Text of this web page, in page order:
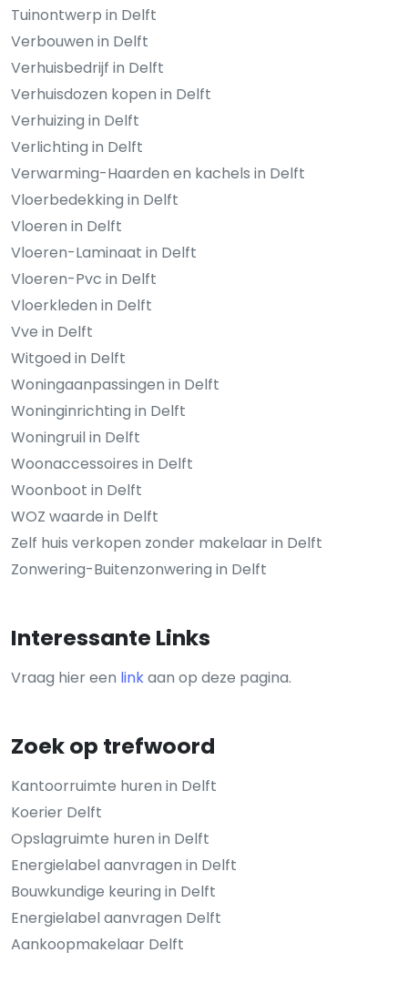
Tuinontwerp in Delft
Verbouwen in Delft
Verhuisbedrijf in Delft
Verhuisdozen kopen in Delft
Verhuizing in Delft
Verlichting in Delft
Verwarming-Haarden en kachels in Delft
Vloerbedekking in Delft
Vloeren in Delft
Vloeren-Laminaat in Delft
Vloeren-Pvc in Delft
Vloerkleden in Delft
Vve in Delft
Witgoed in Delft
Woningaanpassingen in Delft
Woninginrichting in Delft
Woningruil in Delft
Woonaccessoires in Delft
Woonboot in Delft
WOZ waarde in Delft
Zelf huis verkopen zonder makelaar in Delft
Zonwering-Buitenzonwering in Delft
Interessante Links
Vraag hier een linkaan op deze pagina.
Zoek op trefwoord
Kantoorruimte huren in Delft
Koerier Delft
Opslagruimte huren in Delft
Energielabel aanvragen in Delft
Bouwkundige keuring in Delft
Energielabel aanvragen Delft
Aankoopmakelaar Delft